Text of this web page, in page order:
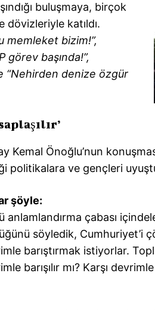
buluşmaya, birçok
katıldı.
memleket bizim!”,
başında!”,
“Nehirden denize özgür
Kemal Önoğlu’nun
politikalara ve gençleri
şöyle:
çabası
söyledik, Cumhuriyet’i
barıştırmak istiyorlar.
barışılır mı? Karşı